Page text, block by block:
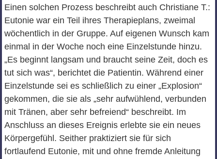
Einen solchen Prozess beschreibt auch Christiane T.:
Eutonie war ein Teil ihres Therapieplans, zweimal
wöchentlich in der Gruppe. Auf eigenen Wunsch kam
einmal in der Woche noch eine Einzelstunde hinzu.
„Es beginnt langsam und braucht seine Zeit, doch es
tut sich was“, berichtet die Patientin. Während einer
Einzelstunde sei es schließlich zu einer „Explosion“
gekommen, die sie als „sehr aufwühlend, verbunden
mit Tränen, aber sehr befreiend“ beschreibt. Im
Anschluss an dieses Ereignis erlebte sie ein neues
Körpergefühl. Seither praktiziert sie für sich
fortlaufend Eutonie, mit und ohne fremde Anleitung